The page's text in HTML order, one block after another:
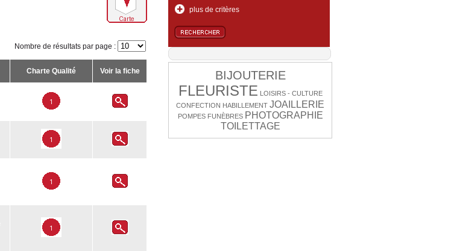
Nombre de résultats par page :
Charte Qualité Voir la fiche
plus de critères
BIJOUTERIE
FLEURISTE LOISIRS - CULTURE
CONFECTION HABILLEMENT JOAILLERIE
POMPES FUNÈBRES PHOTOGRAPHIE
TOILETTAGE